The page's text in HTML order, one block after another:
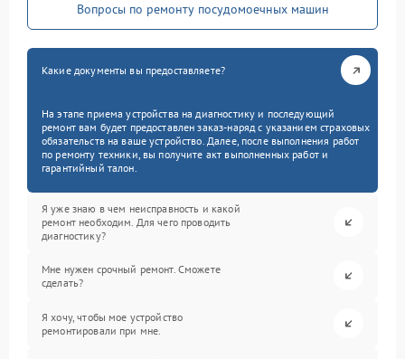
Вопросы по ремонту посудомоечных машин
Какие документы вы предоставляете?
На этапе приема устройства на диагностику и последующий
ремонт вам будет предоставлен заказ-наряд с указанием страховых
обязательств на ваше устройство. Далее, после выполнения работ
по ремонту техники, вы получите акт выполненных работ и
гарантийный талон.
Я уже знаю в чем неисправность и какой
ремонт необходим. Для чего проводить
диагностику?
Мне нужен срочный ремонт. Сможете
сделать?
Я хочу, чтобы мое устройство
ремонтировали при мне.